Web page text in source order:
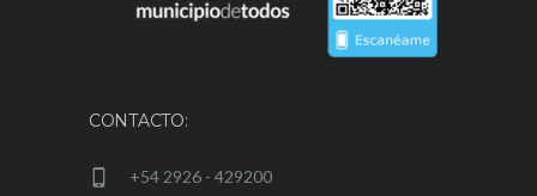
CONTACTO:
+54 2926 - 429200